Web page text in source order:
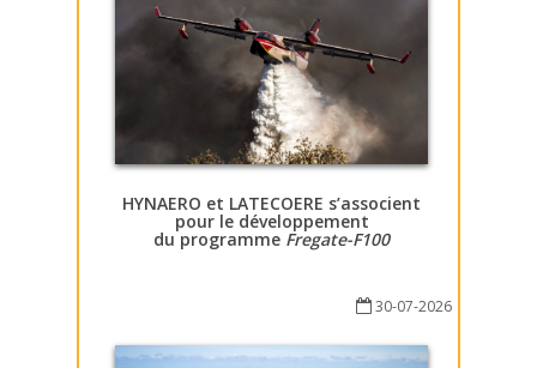
HYNAERO et LATECOERE s’associent
pour le développement
du programme Fregate-F100
30-07-2026